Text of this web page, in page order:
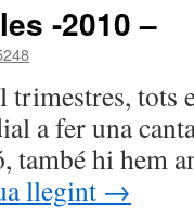
-2010 –
trimestres, tots
a fer una
també hi hem
llegint →